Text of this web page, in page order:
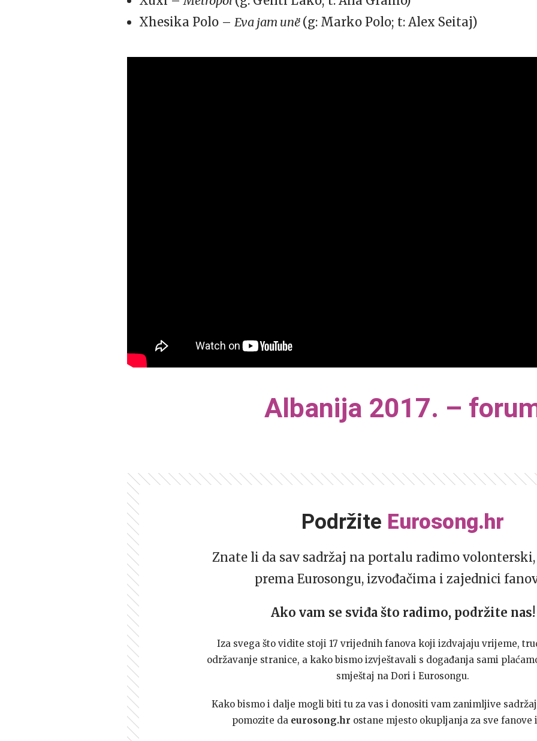
Xhesika Polo – Eva jam unë (g: Marko Polo; t: Alex Seitaj)
Albanija 2017. –
Podržite Eurosong.hr
Znate li da sav sadržaj na portalu radimo
prema Eurosongu, izvođačima i zajednici
Ako vam se sviđa što radimo, podržite nas!
Iza svega što vidite stoji 17 vrijednih fanova koji izdvajaju vrijeme,
održavanje stranice, a kako bismo izvještavali s događanja sami
smještaj na Dori i Eurosongu.
Kako bismo i dalje mogli biti tu za vas i donositi vam zanimljive
pomozite da eurosong.hr ostane mjesto okupljanja za sve fanove